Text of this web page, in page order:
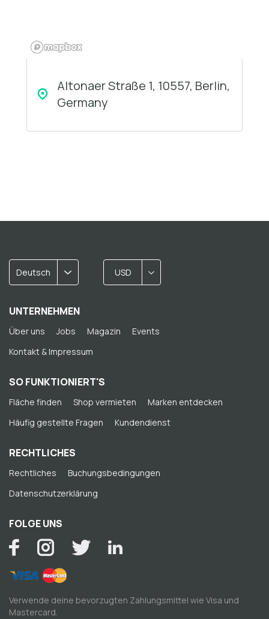
Altonaer Straße 1, 10557, Berlin,
Germany
Deutsch USD
UNTERNEHMEN
Über uns Jobs Magazin
Events
Kontakt & Impressum
SO FUNKTIONIERT'S
Fläche finden Shop vermieten
Marken entdecken
Häufig gestellte Fragen
Kundendienst
RECHTLICHES
Rechtliches
Buchungsbedingungen
Datenschutzerklärung
FOLGE UNS
Verwende deine bevorzugten Zahlungsmittel wie Visa und
Mastercard.